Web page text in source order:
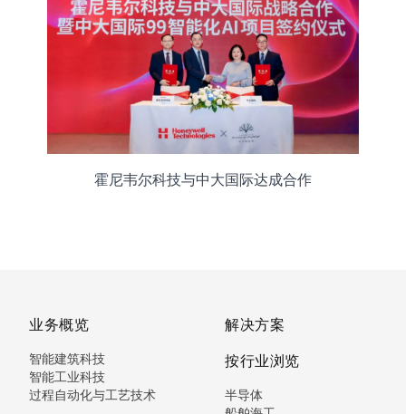
霍尼韦尔科技与中大国际达成合作
业务概览
智能建筑科技
智能工业科技
过程自动化与工艺技术
解决方案
按行业浏览
半导体